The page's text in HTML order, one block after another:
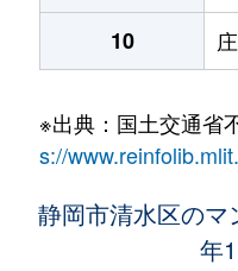
10
※出典：国土交通省
s://
静岡市清水区の
年